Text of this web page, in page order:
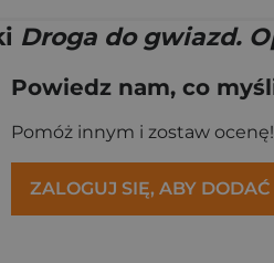
Droga do gwiazd.
Powiedz nam, co
Pomóż innym i zostaw ocenę!
ZALOGUJ SIĘ, ABY